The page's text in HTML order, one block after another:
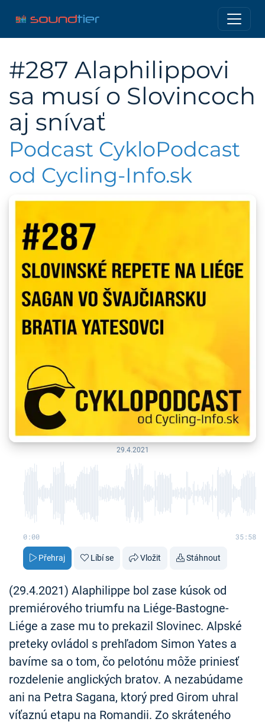
#287 Alaphilippovi
sa musí o Slovincoch
aj snívať
Podcast CykloPodcast
od Cycling-Info.sk
29.4.2021
0:00 35:58
Přehraj Líbí se Vložit Stáhnout
(29.4.2021) Alaphilippe bol zase kúsok od
premiérového triumfu na Liége-Bastogne-
Liége a zase mu to prekazil Slovinec. Alpské
preteky ovládol s prehľadom Simon Yates a
bavíme sa o tom, čo pelotónu môže priniesť
rozdelenie anglických bratov. A nezabúdame
ani na Petra Sagana, ktorý pred Girom uhral
víťaznú etapu na Romandii. Zo skráteného